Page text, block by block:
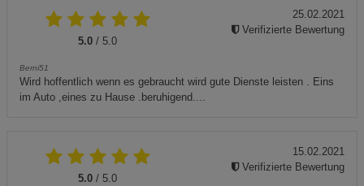
5.0 / 5.0
Berni51
Wird hoffentlich wenn es gebraucht wird gute Dienste leisten . Eins
im Auto ,eines zu Hause .beruhigend....
25.02.2021
Verifizierte Bewertung
5.0 / 5.0
15.02.2021
Verifizierte Bewertung